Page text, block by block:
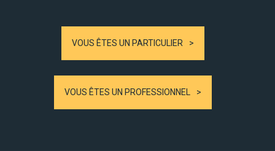
VOUS ÊTES UN PARTICULIER
VOUS ÊTES UN PROFESSIONNEL